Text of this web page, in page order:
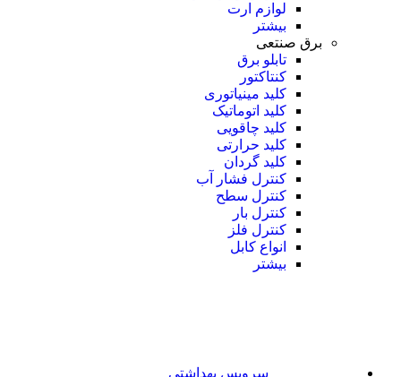
لوازم ارت
بیشتر
برق صنتعی
تابلو برق
کنتاکتور
کلید مینیاتوری
کلید اتوماتیک
کلید چاقویی
کلید حرارتی
کلید گردان
کنترل فشار آب
کنترل سطح
کنترل بار
کنترل فلز
انواع کابل
بیشتر
سرویس بهداشتی